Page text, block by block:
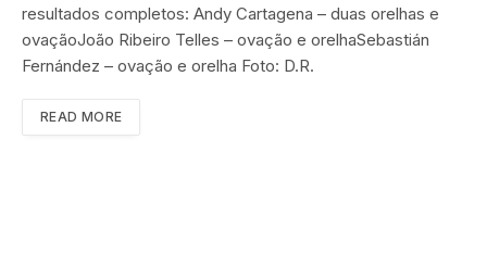
resultados completos: Andy Cartagena – duas orelhas e
ovaçãoJoão Ribeiro Telles – ovação e orelhaSebastián
Fernández – ovação e orelha Foto: D.R.
READ MORE